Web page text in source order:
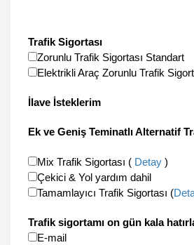
Trafik Sigortası
Zorunlu Trafik Sigortası Standart
Elektrikli Araç Zorunlu Trafik
İlave İsteklerim
Ek ve Geniş Teminatlı Alternatif
Mix Trafik Sigortası ( Detay )
Çekici & Yol yardım dahil
Tamamlayıcı Trafik Sigortası (
Trafik sigortamı on gün kala
E-mail